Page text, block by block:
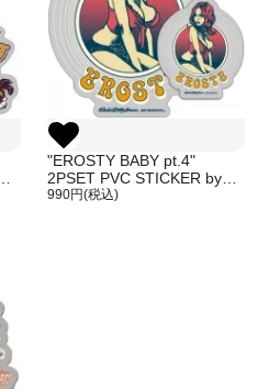
"EROSTY BABY pt.4"
2PSET PVC STICKER by
Rockin'Jelly bean
990円(税込)